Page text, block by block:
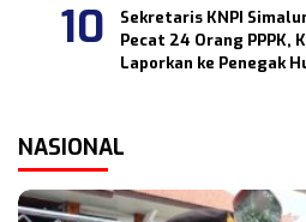
Sekretaris KNPI
Pecat 24 Orang PPPK,
Laporkan ke Penegak
NASIONAL